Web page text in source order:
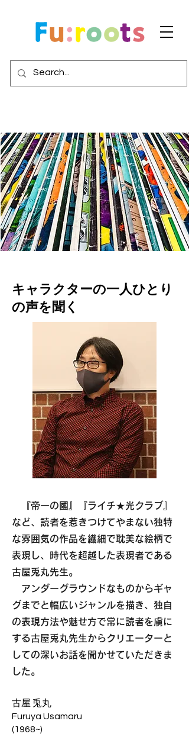
キャラクターの一人ひとり
の声を聞く
『帝一の國』『ライチ★光クラブ』
など、読者を惹きつけてやまない独特
な雰囲気の作品を繊細で耽美な絵柄で
表現し、時代を超越した表現者である
古屋兎丸先生。
アンダーグラウンドなものからギャ
グまでと幅広いジャンルを描き、独自
の表現方法や魅せ方で常に読者を虜に
する古屋兎丸先生からクリエーターと
しての深いお話を聞かせていただきま
した。
古屋 兎丸
Furuya Usamaru
(1968~)